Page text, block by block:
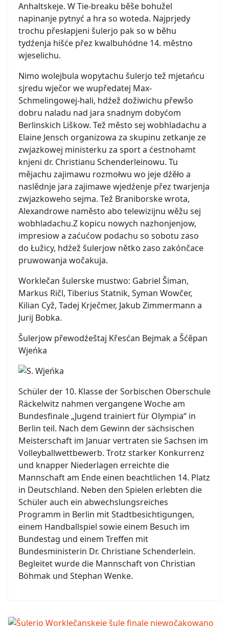
Anhaltskeje. W Tie-breaku běše bohužel
napinanje pytnyć a hra so woteda. Najprjedy
trochu přesłapjeni šulerjo pak so w běhu
tydźenja hišće přez kwalbuhódne 14. městno
wjeselichu.
Nimo wolejbula wopytachu šulerjo tež mjetańcu
sjredu wječor we wupředatej Max-
Schmelingowej-hali, hdźež dožiwichu přewšo
dobru naladu nad jara snadnym dobyćom
Berlinskich Liškow. Tež město sej wobhladachu a
Elaine Jensch organizowa za skupinu zetkanje ze
zwjazkowej ministerku za sport a ćestnohamt
knjeni dr. Christianu Schenderleinowu. Tu
mějachu zajimawu rozmołwu wo jeje dźěło a
naslědnje jara zajimawe wjedźenje přez twarjenja
zwjazkoweho sejma. Tež Braniborske wrota,
Alexandrowe naměsto abo telewizijnu wěžu sej
wobhladachu.Z kopicu nowych nazhonjenjow,
impresiow a zaćućow podachu so sobotu zaso
do Łužicy, hdźež šulerjow nětko zaso zakónčace
pruwowanja wočakuja.
Worklečan šulerske mustwo: Gabriel Šiman,
Markus Ričl, Tiberius Statnik, Syman Wowčer,
Kilian Cyž, Tadej Krječmer, Jakub Zimmermann a
Jurij Bobka.
Šulerjow přewodźeštaj Křesćan Bejmak a Šćěpan
Wjeńka
Schüler der 10. Klasse der Sorbischen Oberschule
Räckelwitz nahmen vergangene Woche am
Bundesfinale „Jugend trainiert für Olympia“ in
Berlin teil. Nach dem Gewinn der sächsischen
Meisterschaft im Januar vertraten sie Sachsen im
Volleyballwettbewerb. Trotz starker Konkurrenz
und knapper Niederlagen erreichte die
Mannschaft am Ende einen beachtlichen 14. Platz
in Deutschland. Neben den Spielen erlebten die
Schüler auch ein abwechslungsreiches
Programm in Berlin mit Stadtbesichtigungen,
einem Handballspiel sowie einem Besuch im
Bundestag und einem Treffen mit
Bundesministerin Dr. Christiane Schenderlein.
Begleitet wurde die Mannschaft von Christian
Böhmak und Stephan Wenke.